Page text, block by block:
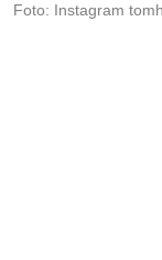
Foto: Instagram